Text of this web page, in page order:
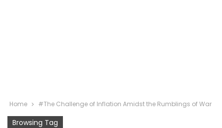
Home #The Challenge of Inflation Amidst the Rumblings of War
Browsing Tag